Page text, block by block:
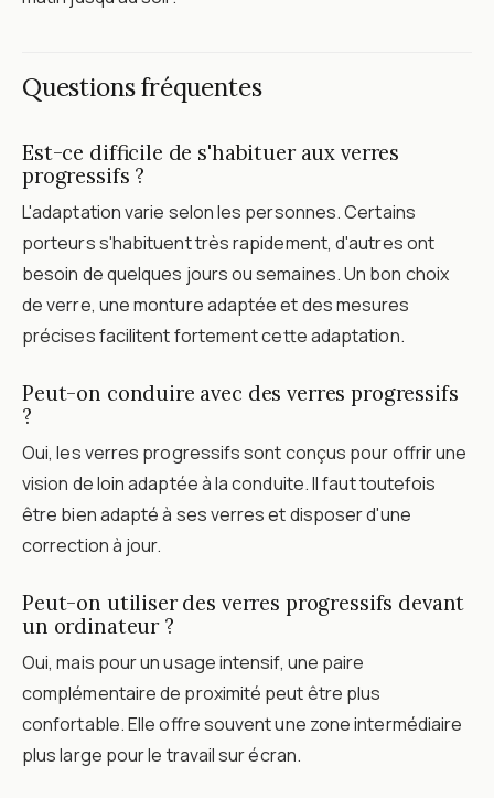
Questions fréquentes
Est-ce difficile de s'habituer aux verres
progressifs ?
L'adaptation varie selon les personnes. Certains
porteurs s'habituent très rapidement, d'autres ont
besoin de quelques jours ou semaines. Un bon choix
de verre, une monture adaptée et des mesures
précises facilitent fortement cette adaptation.
Peut-on conduire avec des verres progressifs
?
Oui, les verres progressifs sont conçus pour offrir une
vision de loin adaptée à la conduite. Il faut toutefois
être bien adapté à ses verres et disposer d'une
correction à jour.
Peut-on utiliser des verres progressifs devant
un ordinateur ?
Oui, mais pour un usage intensif, une paire
complémentaire de proximité peut être plus
confortable. Elle offre souvent une zone intermédiaire
plus large pour le travail sur écran.